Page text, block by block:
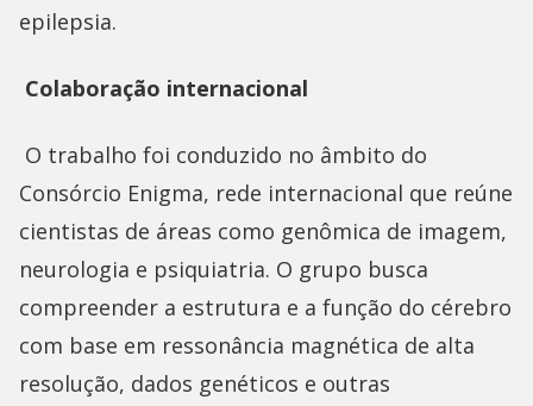
epilepsia.
Colaboração internacional
O trabalho foi conduzido no âmbito do
Consórcio Enigma, rede internacional que reúne
cientistas de áreas como genômica de imagem,
neurologia e psiquiatria. O grupo busca
compreender a estrutura e a função do cérebro
com base em ressonância magnética de alta
resolução, dados genéticos e outras